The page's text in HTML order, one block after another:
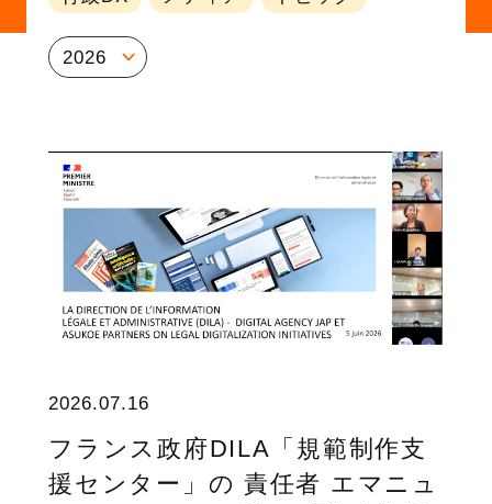
2026
2026.07.16
フランス政府DILA「規範制作支
援センター」の 責任者 エマニュ